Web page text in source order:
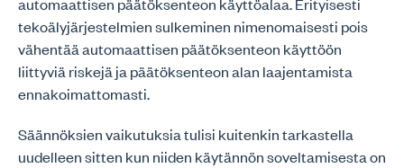
tekoälyjärjestelmien sulkeminen nimenomaisesti pois
vähentää automaattisen päätöksenteon käyttöön
liittyviä riskejä ja päätöksenteon alan laajentamista
ennakoimattomasti.
Säännöksien vaikutuksia tulisi kuitenkin tarkastella
uudelleen sitten kun niiden käytännön soveltamisesta on